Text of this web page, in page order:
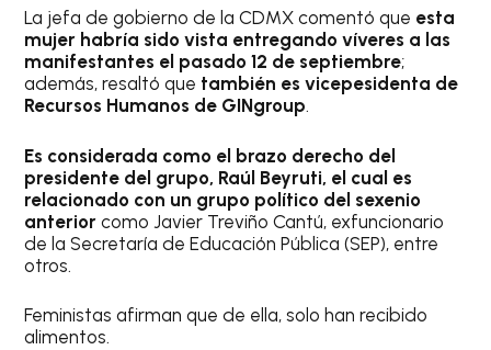
La jefa de gobierno de la CDMX comentó que esta
mujer habría sido vista entregando víveres a las
manifestantes el pasado 12 de septiembre;
además, resaltó que también es vicepesidenta de
Recursos Humanos de GINgroup.
Es considerada como el brazo derecho del
presidente del grupo, Raúl Beyruti, el cual es
relacionado con un grupo político del sexenio
anterior como Javier Treviño Cantú, exfuncionario
de la Secretaría de Educación Pública (SEP), entre
otros.
Feministas afirman que de ella, solo han recibido
alimentos.